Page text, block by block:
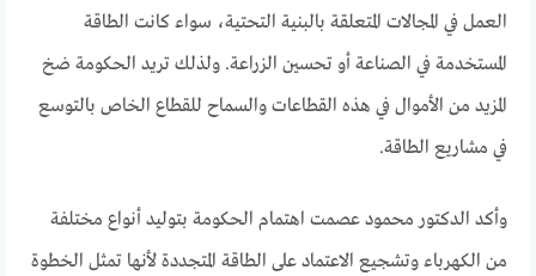
العمل في المجالات المتعلقة بالبنية التحتية، سواء كانت الطاقة
المستخدمة في الصناعة أو تحسين الزراعة. ولذلك تريد الحكومة ضخ
المزيد من الأموال في هذه القطاعات والسماح للقطاع الخاص بالتوسع
في مشاريع الطاقة.
وأكد الدكتور محمود عصمت اهتمام الحكومة بتوليد أنواع مختلفة
من الكهرباء وتشجيع الاعتماد على الطاقة المتجددة لأنها تمثل الخطوة